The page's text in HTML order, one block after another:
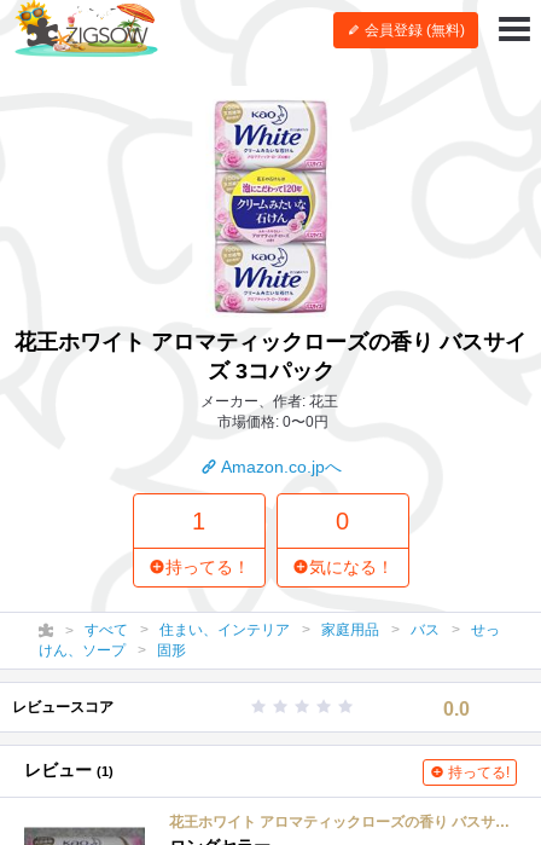
会員登録 (無料)
花王ホワイト アロマティックローズの香り バスサイ
ズ 3コパック
メーカー、作者: 花王
市場価格: 0〜0円
Amazon.co.jpへ
1
持ってる！
0
気になる！
すべて 住まい、インテリア 家庭用品 バス
せっ
けん、ソープ
固形
レビュースコア 0.0
レビュー (1) 持ってる!
花王ホワイト アロマティックローズの香り バスサイズ 3コパック